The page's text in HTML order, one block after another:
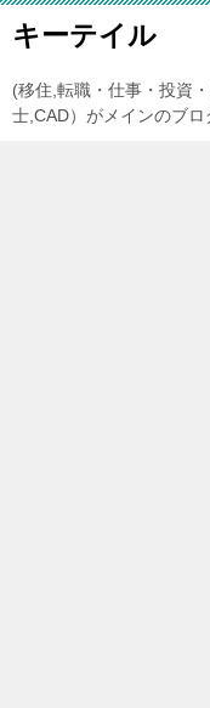
キーテイル
(移住,転職・仕事・投資
士,CAD）がメインのブロ